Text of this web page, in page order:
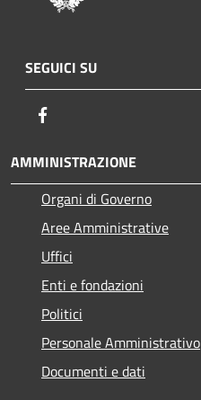
SEGUICI SU
AMMINISTRAZIONE
Organi di Governo
Aree Amministrative
Uffici
Enti e fondazioni
Politici
Personale Amministrativo
Documenti e dati